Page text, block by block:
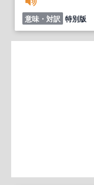
意味・対訳 特別版